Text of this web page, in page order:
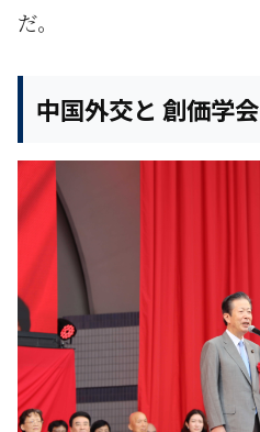
だ。
中国外交と 創価学会